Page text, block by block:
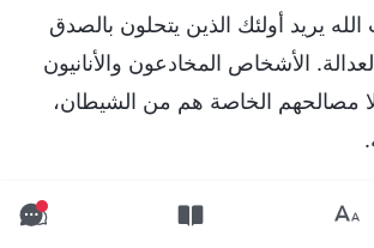
يريد أولئك الذين يتحلون بالصدق
الأشخاص المخادعون والأنانيون
مصالحهم الخاصة هم من الشيطان،
التالية من كلام الله: "
لدى أضداد